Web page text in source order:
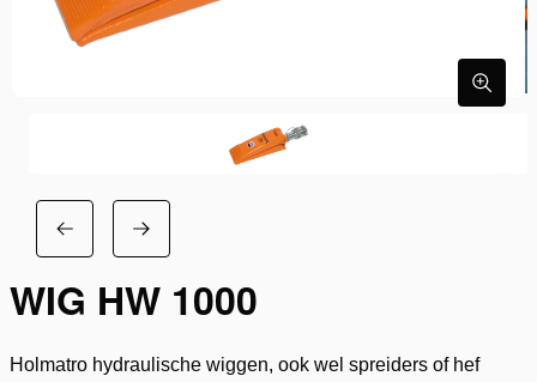
WIG HW 1000
Holmatro hydraulische wiggen, ook wel spreiders of hef